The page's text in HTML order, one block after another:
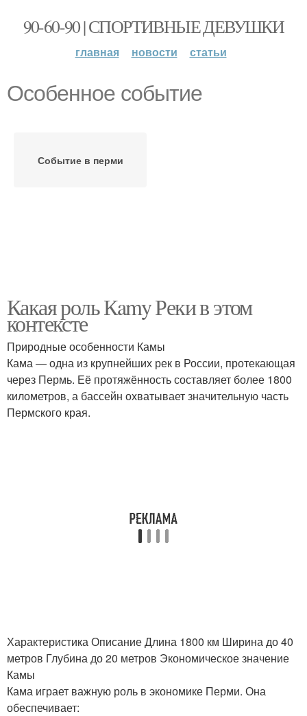
90-60-90 | СПОРТИВНЫЕ ДЕВУШКИ
главная новости статьи
Особенное событие
Событие в перми
Какая роль Кamy Реки в этом
контексте
Природные особенности Камы
Кама — одна из крупнейших рек в России, протекающая
через Пермь. Её протяжённость составляет более 1800
километров, а бассейн охватывает значительную часть
Пермского края.
Характеристика Описание Длина 1800 км Ширина до 40
метров Глубина до 20 метров Экономическое значение
Камы
Кама играет важную роль в экономике Перми. Она
обеспечивает: